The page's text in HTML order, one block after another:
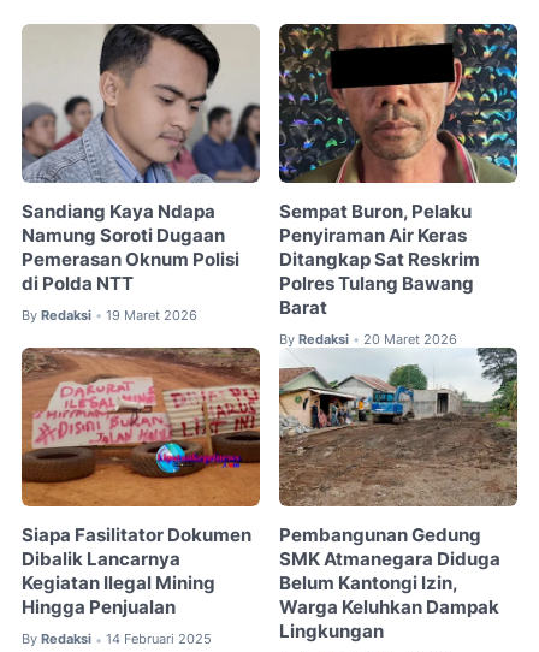
Sandiang Kaya Ndapa
Namung Soroti Dugaan
Pemerasan Oknum Polisi
di Polda NTT
By Redaksi • 19 Maret 2026
Sempat Buron, Pelaku
Penyiraman Air Keras
Ditangkap Sat Reskrim
Polres Tulang Bawang
Barat
By Redaksi • 20 Maret 2026
Siapa Fasilitator Dokumen
Dibalik Lancarnya
Kegiatan Ilegal Mining
Hingga Penjualan
By Redaksi • 14 Februari 2025
Pembangunan Gedung
SMK Atmanegara Diduga
Belum Kantongi Izin,
Warga Keluhkan Dampak
Lingkungan